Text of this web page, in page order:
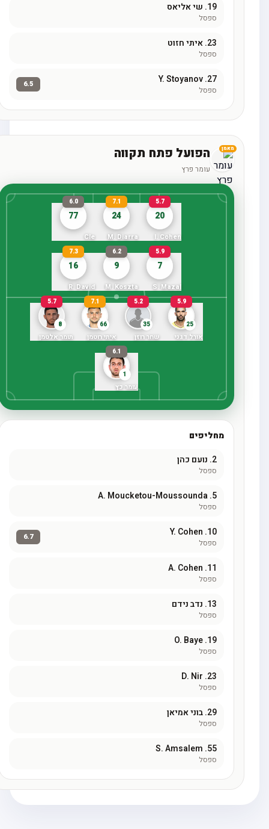
שי אליאס
ספסל
איתי חזוט
ספסל
Y. Stoyanov
ספסל
מאמן הפועל פתח תקווה
עומר פרץ
20
5.7
I. Cohen
24
7.1
M. Diarra
77
6.0
7
5.9
S. Mazal
9
6.2
M. Koszta
16
7.3
R. David
5.9
אורל דגני
5.2
שחר רוזן
7.1
איתי רוטמן
5.7
תומר אלטמן
6.1
עומר כץ
מחליפים
נועם כהן
ספסל
A. Moucketou-Moussounda
ספסל
Y. Cohen
ספסל
A. Cohen
ספסל
נדב נידם
ספסל
O. Baye
ספסל
D. Nir
ספסל
בוני אמיאן
ספסל
S. Amsalem
ספסל